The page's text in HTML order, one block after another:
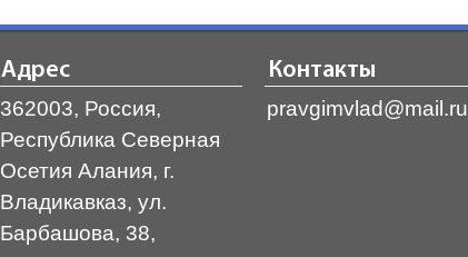
Адрес
362003, Россия,
Республика Северная
Осетия Алания, г.
Владикавказ, ул.
Барбашова, 38,
Контакты
pravgimvlad@mail.ru